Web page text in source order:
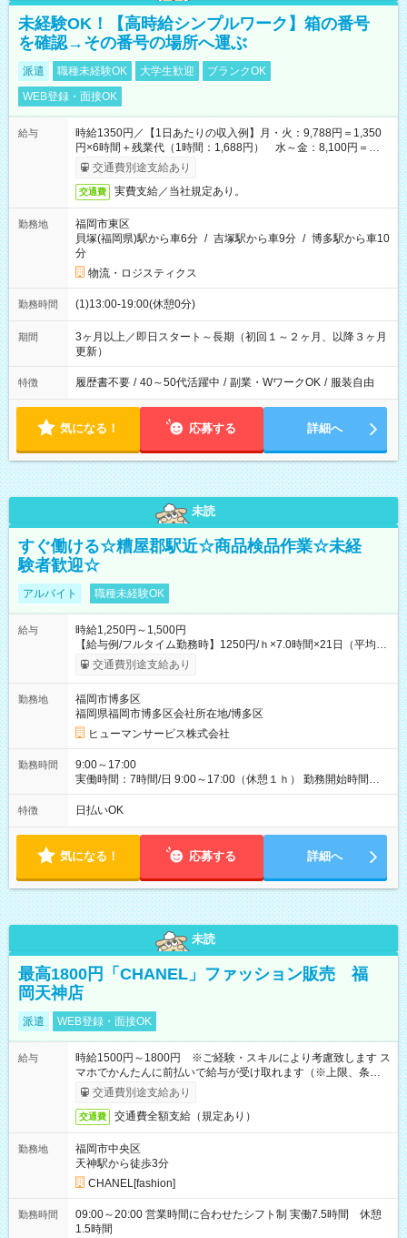
未経験OK！【高時給シンプルワーク】箱の番号
を確認→その番号の場所へ運ぶ
派遣 職種未経験OK 大学生歓迎
ブランクOK
WEB登録・面接OK
給与
時給1350円／【1日あたりの収入例】月・火：9,788円＝1,350
円×6時間＋残業代（1時間：1,688円） 水～金：8,100円＝
1,350円×6時間
交通費別途支給あり
交通費 実費支給／当社規定あり。
勤務地
福岡市東区
貝塚(福岡県)駅から車6分 / 吉塚駅から車9分 / 博多駅から車10
分
物流・ロジスティクス
勤務時間 (1)13:00-19:00(休憩0分)
期間
3ヶ月以上／即日スタート～長期（初回１～２ヶ月、以降３ヶ月
更新）
特徴 履歴書不要 / 40～50代活躍中 / 副業・WワークOK / 服装自由
気になる！ 応募する 詳細へ
未読
すぐ働ける☆糟屋郡駅近☆商品検品作業☆未経
験者歓迎☆
アルバイト 職種未経験OK
給与
時給1,250円～1,500円
【給与例/フルタイム勤務時】1250円/ｈ×7.0時間×21日（平均
値）=183,750円 別途交通費支給（会社規定有）、残業/休日手当
支給、 フルタイムの募集になりますが、働く日数や時間につい
ど）は、ご希望状況をヒヤリングして調整できることがありま
す。応募時に、ご相談頂きます様お願いします。 ※公共交通機
関、駐車場あり。（粕屋郡） 【試用期間】試用期間なし
交通費別途支給あり
勤務地
福岡市博多区
福岡県福岡市博多区会社所在地/博多区
ヒューマンサービス株式会社
勤務時間
9:00～17:00
実働時間：7時間/日 9:00～17:00（休憩１ｈ） 勤務開始時間等
の調整も受けたまります。 （例：10時から17時 など） お気軽
にご相談・お問い合わせをメールで返信してください。
特徴 日払いOK
気になる！ 応募する 詳細へ
未読
最高1800円「CHANEL」ファッション販売 福
岡天神店
派遣 WEB登録・面接OK
給与
時給1500円～1800円 ※ご経験・スキルにより考慮致します ス
マホでかんたんに前払いで給与が受け取れます（※上限、条件
あり）交通費別途支給あり
交通費 交通費全額支給（規定あり）
勤務地
福岡市中央区
天神駅から徒歩3分
CHANEL[fashion]
勤務時間
09:00～20:00 営業時間に合わせたシフト制 実働7.5時間 休憩
1.5時間